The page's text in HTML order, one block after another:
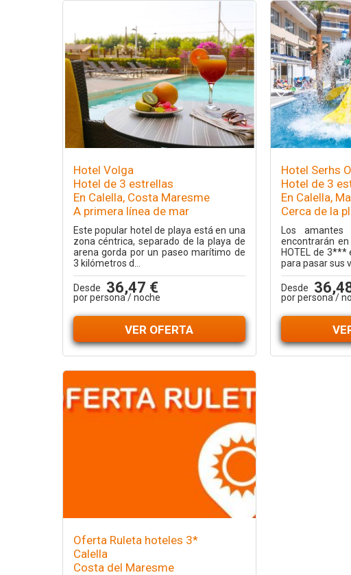
Hotel Volga
Hotel de 3 estrellas
En Calella, Costa Maresme
A primera línea de mar
Este popular hotel de playa está en una
zona céntrica, separado de la playa de
arena gorda por un paseo marítimo de
3 kilómetros d...
Desde 36,47 €
por persona / noche
VER OFERTA
Hotel Serhs
Hotel de 3
En Calella,
Cerca de la
Los
encontrarán en
HOTEL de 3***
para pasar sus
Desde
por persona /
Oferta Ruleta hoteles 3*
Calella
Costa del Maresme